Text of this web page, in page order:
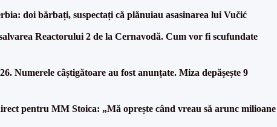
doi bărbați, suspectați că plănuiau asasinarea lui Vučić
Reactorului 2 de la Cernavodă. Cum vor fi scufundate
Numerele câștigătoare au fost anunțate. Miza depășește 9
pentru MM Stoica: „Mă oprește când vreau să arunc milioane